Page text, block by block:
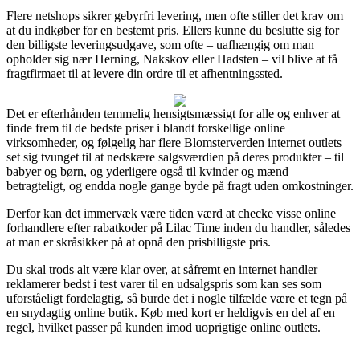
Flere netshops sikrer gebyrfri levering, men ofte stiller det krav om
at du indkøber for en bestemt pris. Ellers kunne du beslutte sig for
den billigste leveringsudgave, som ofte – uafhængig om man
opholder sig nær Herning, Nakskov eller Hadsten – vil blive at få
fragtfirmaet til at levere din ordre til et afhentningssted.
Det er efterhånden temmelig hensigtsmæssigt for alle og enhver at
finde frem til de bedste priser i blandt forskellige online
virksomheder, og følgelig har flere Blomsterverden internet outlets
set sig tvunget til at nedskære salgsværdien på deres produkter – til
babyer og børn, og yderligere også til kvinder og mænd –
betragteligt, og endda nogle gange byde på fragt uden omkostninger.
Derfor kan det immervæk være tiden værd at checke visse online
forhandlere efter rabatkoder på Lilac Time inden du handler, således
at man er skråsikker på at opnå den prisbilligste pris.
Du skal trods alt være klar over, at såfremt en internet handler
reklamerer bedst i test varer til en udsalgspris som kan ses som
uforståeligt fordelagtig, så burde det i nogle tilfælde være et tegn på
en snydagtig online butik. Køb med kort er heldigvis en del af en
regel, hvilket passer på kunden imod uoprigtige online outlets.